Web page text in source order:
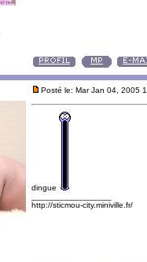
Posté le: Mar Jan 04, 2005
dingue
http://sticmou-city.miniville.fr/